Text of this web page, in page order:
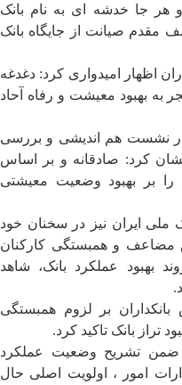
هر جا خدشه ای به نام بانک
مقدم صیانت از جایگاه بانک
اظهار امیدواری کرد: دغدغه
به بهبود معیشت و رفاه آحاد
در نشست هم اندیشی و بررسی
کرد: صادقانه و بر اساس
بر بهبود وضعیت معیشتی
ملی ایران نیز در سخنان خود
مضاعف و همبستگی کارکنان
بهبود عملکرد بانک، شاهد
بر لزوم همبستگی
تراز بانک تاکید کرد.
تشریح وضعیت عملکرد
امور ، اولویت اصلی حال